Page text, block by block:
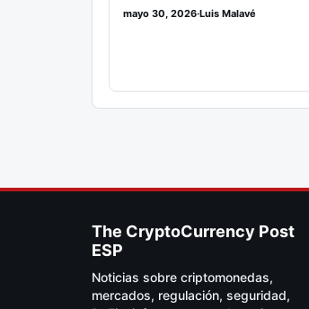
mayo 30, 2026·Luis Malavé
The CryptoCurrency Post
ESP
Noticias sobre criptomonedas,
mercados, regulación, seguridad,